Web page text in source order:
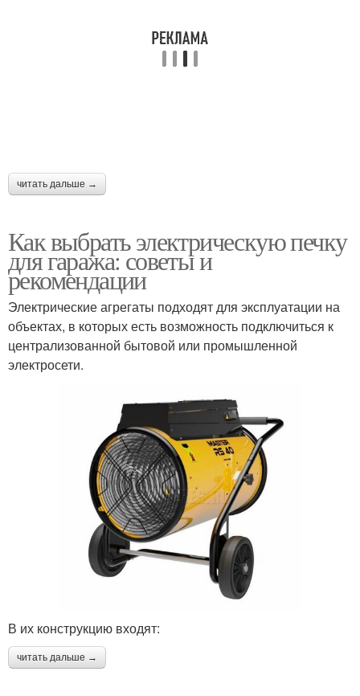
читать дальше →
Как выбрать электрическую печку
для гаража: советы и
рекомендации
Электрические агрегаты подходят для эксплуатации на
объектах, в которых есть возможность подключиться к
централизованной бытовой или промышленной
электросети.
В их конструкцию входят:
читать дальше →